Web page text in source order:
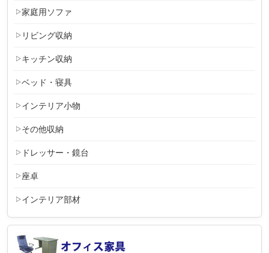
家庭用ソファ
リビング収納
キッチン収納
ベッド・寝具
インテリア小物
その他収納
ドレッサー・鏡台
座卓
インテリア部材